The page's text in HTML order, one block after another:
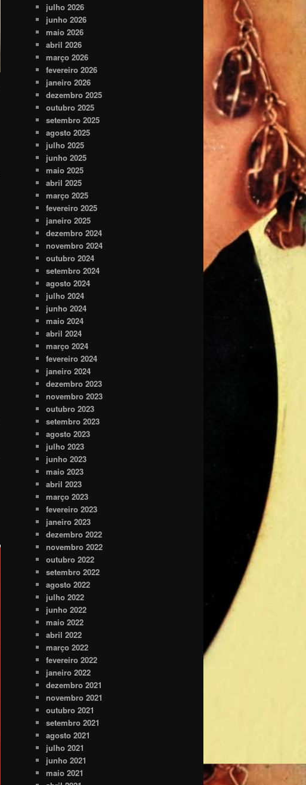
julho 2026
junho 2026
maio 2026
abril 2026
março 2026
fevereiro 2026
janeiro 2026
dezembro 2025
outubro 2025
setembro 2025
agosto 2025
julho 2025
junho 2025
maio 2025
abril 2025
março 2025
fevereiro 2025
janeiro 2025
dezembro 2024
novembro 2024
outubro 2024
setembro 2024
agosto 2024
julho 2024
junho 2024
maio 2024
abril 2024
março 2024
fevereiro 2024
janeiro 2024
dezembro 2023
novembro 2023
outubro 2023
setembro 2023
agosto 2023
julho 2023
junho 2023
maio 2023
abril 2023
março 2023
fevereiro 2023
janeiro 2023
dezembro 2022
novembro 2022
outubro 2022
setembro 2022
agosto 2022
julho 2022
junho 2022
maio 2022
abril 2022
março 2022
fevereiro 2022
janeiro 2022
dezembro 2021
novembro 2021
outubro 2021
setembro 2021
agosto 2021
julho 2021
junho 2021
maio 2021